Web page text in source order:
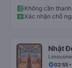
Không cần
Xác nhận chỗ
Nhật
02:55